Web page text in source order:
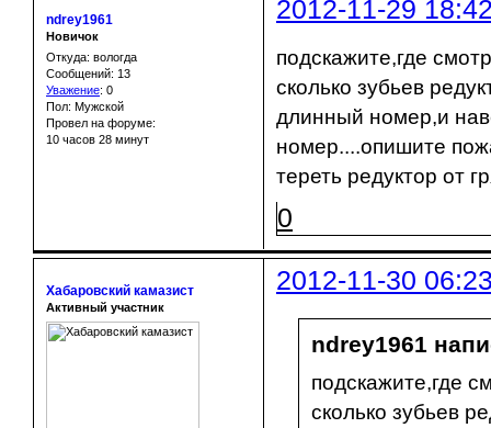
2012-11-29
ndrey1961
Новичок
Откуда: вологда
Сообщений: 13
Уважение: 0
Пол: Мужской
Провел на форуме:
10 часов 28 минут
подскажите,где
сколько зубьев
длинный номер,и
номер....опишите
тереть редуктор от
0
2012-11-30
Хабаровский камазист
Активный участник
ndrey1961
подскажите,где
сколько зубьев